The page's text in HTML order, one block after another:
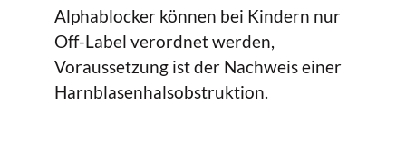
Alphablocker können bei Kindern nur
Off-Label verordnet werden,
Voraussetzung ist der Nachweis einer
Harnblasenhalsobstruktion.